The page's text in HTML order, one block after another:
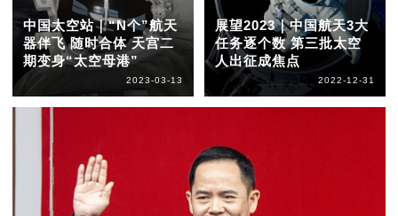
中国太空站｜“N个”航天
器伴飞 随时合体 天宫二
期变身“太空母港”
2023-03-13
展望2023｜中国航天3大
任务逐个数 第三批太空
人出征成焦点
2022-12-31